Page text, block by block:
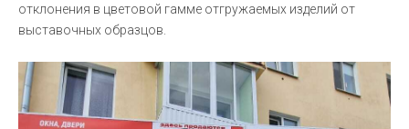
отклонения в цветовой гамме отгружаемых изделий от
выставочных образцов.